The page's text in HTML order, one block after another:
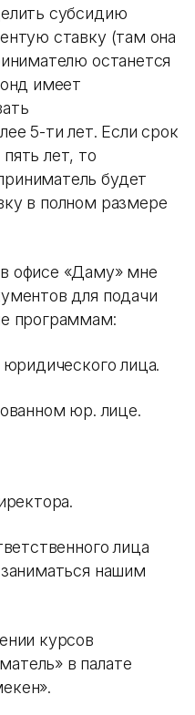
субсидию
ставку (там она
останется
имеет
5-ти лет. Если срок
лет, то
будет
в полном размере
офисе «Даму» мне
для подачи
программам:
лица.
юр. лице.
лица
нашим
курсов
в палате